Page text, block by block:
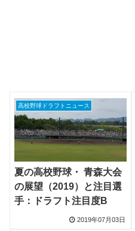
高校野球ドラフトニュース
夏の高校野球・ 青森大会
の展望（2019）と注目選
手：ドラフト注目度B
2019年07月03日